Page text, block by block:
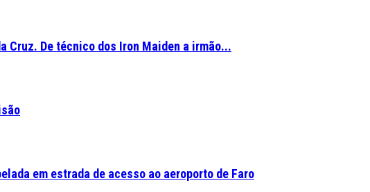
Cruz. De técnico dos Iron Maiden a irmão...
em estrada de acesso ao aeroporto de Faro